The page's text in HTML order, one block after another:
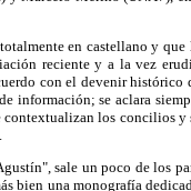
en castellano y
reciente y a la vez
con el devenir
información; se aclara
los concilios
sale un poco de los
bien una monografía